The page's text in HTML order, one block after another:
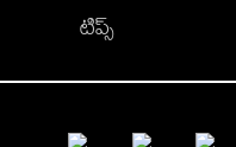
టిప్స్